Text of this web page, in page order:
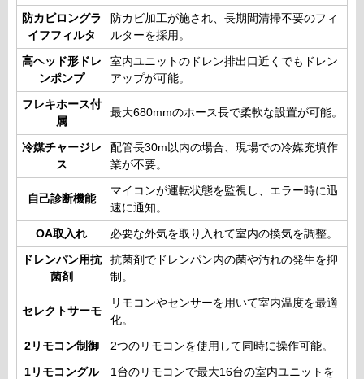
防カビロングラ
イフフィルタ
防カビ加工が施され、長期間清掃不要のフィ
ルターを採用。
高ヘッド形ドレ
ンポンプ
室内ユニットのドレン排出口近くでもドレン
アップが可能。
フレキホース付
属
最大680mmのホース長で柔軟な設置が可能。
冷媒チャージレ
ス
配管長30m以内の場合、現場での冷媒充填作
業が不要。
自己診断機能
マイコンが運転状態を監視し、エラー時に迅
速に通知。
OA取入れ 必要な外気を取り入れて室内の換気を調整。
ドレンパン用抗
菌剤
抗菌剤でドレンパン内の菌や汚れの発生を抑
制。
セレクトサーモ
リモコンやセンサーを用いて室内温度を最適
化。
2リモコン制御 2つのリモコンを使用して同時に操作可能。
1リモコングル
1台のリモコンで最大16台の室内ユニットを